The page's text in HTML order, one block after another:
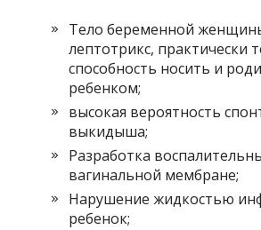
Тело беременной
лептотрикс, практически
способность носить и
ребенком;
высокая вероятность
выкидыша;
Разработка
вагинальной мембране;
Нарушение жидкостью
ребенок;